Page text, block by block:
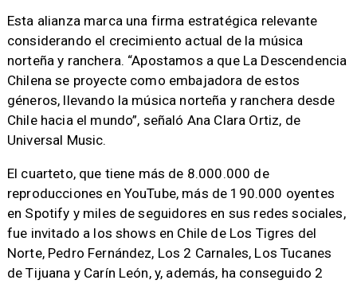
Esta alianza marca una firma estratégica relevante
considerando el crecimiento actual de la música
norteña y ranchera. “Apostamos a que La Descendencia
Chilena se proyecte como embajadora de estos
géneros, llevando la música norteña y ranchera desde
Chile hacia el mundo”, señaló Ana Clara Ortiz, de
Universal Music.
El cuarteto, que tiene más de 8.000.000 de
reproducciones en YouTube, más de 190.000 oyentes
en Spotify y miles de seguidores en sus redes sociales,
fue invitado a los shows en Chile de Los Tigres del
Norte, Pedro Fernández, Los 2 Carnales, Los Tucanes
de Tijuana y Carín León, y, además, ha conseguido 2